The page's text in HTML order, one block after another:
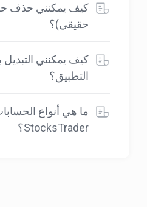
كيف يمكنني حذف
حقيقي)؟
كيف يمكنني
التطبيق؟
ما هي أنواع
StocksTrader؟